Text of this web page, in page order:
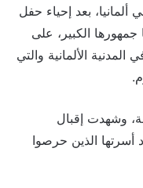
بعد إحياء حفل
الكبير، على
الألمانية والتي
وشهدت إقبال
أسرتها الذين حرصوا